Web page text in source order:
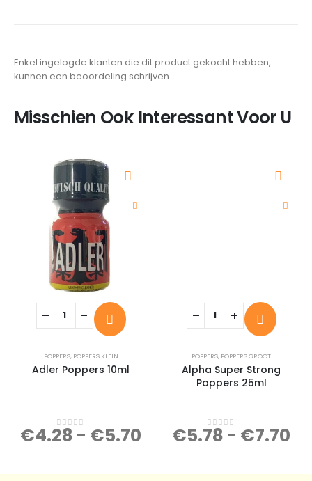
Enkel ingelogde klanten die dit product gekocht hebben,
kunnen een beoordeling schrijven.
Misschien Ook Interessant Voor U
POPPERS, POPPERS KLEIN
Adler Poppers 10ml
0out of 5
€4.28 - €5.70
POPPERS, POPPERS GROOT
Alpha Super Strong
Poppers 25ml
0out of 5
€5.78 - €7.70